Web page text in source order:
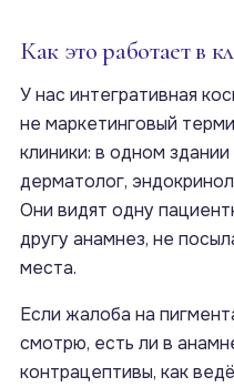
Как это работает в
У нас интегративная
не маркетинговый
клиники: в одном
дерматолог,
Они видят одну
другу анамнез, не
места.
Если жалоба на
смотрю, есть ли в
контрацептивы, как